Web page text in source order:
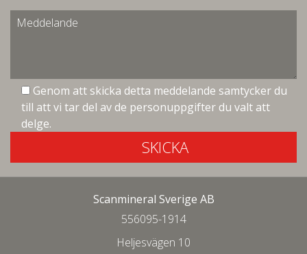
Genom att skicka detta meddelande samtycker du
till att vi tar del av de personuppgifter du valt att
delge.
SKICKA
Scanmineral Sverige AB
556095-1914
Heljesvägen 10